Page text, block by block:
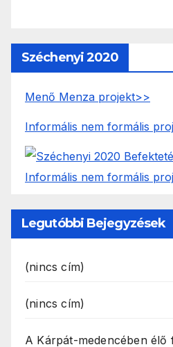
Széchenyi 2020
Menő Menza projekt>>
Informális nem formális
Legutóbbi Bejegyzések
(nincs cím)
(nincs cím)
A Kárpát-medencében élő